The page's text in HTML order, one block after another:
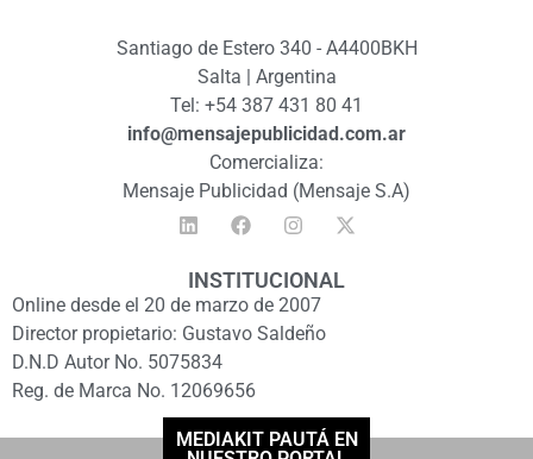
Santiago de Estero 340 - A4400BKH
Salta | Argentina
Tel: +54 387 431 80 41
info@mensajepublicidad.com.ar
Comercializa:
Mensaje Publicidad (Mensaje S.A)
INSTITUCIONAL
Online desde el 20 de marzo de 2007
Director propietario: Gustavo Saldeño
D.N.D Autor No. 5075834
Reg. de Marca No. 12069656
MEDIAKIT PAUTÁ EN